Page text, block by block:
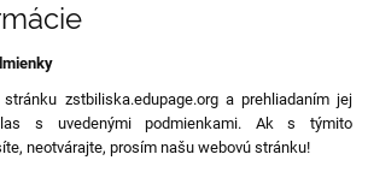
zstbiliska.edupage.org a prehliadaním jej
s uvedenými podmienkami. Ak s týmito
neotvárajte, prosím našu webovú stránku!